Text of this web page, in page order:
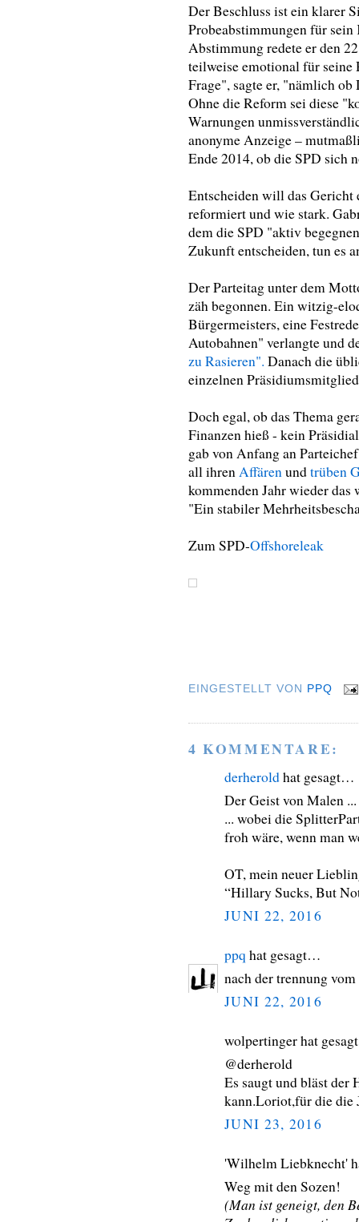
Der Beschluss ist ein klarer
Probeabstimmungen für sein
Abstimmung redete er den
teilweise emotional für seine
Frage", sagte er, "nämlich
Ohne die Reform sei diese
Warnungen
anonyme Anzeige –
Ende 2014, ob die SPD sich
Entscheiden will das Gericht
reformiert und wie stark.
dem die SPD "aktiv
Zukunft entscheiden, tun es
Der Parteitag unter dem
zäh begonnen. Ein witzig-
Bürgermeisters, eine
Autobahnen" verlangte und
zu Rasieren". Danach die
einzelnen
Doch egal, ob das Thema
Finanzen hieß - kein
gab von Anfang an
all ihren Affären undtrüben
kommenden Jahr wieder das
"Ein stabiler
Zum SPD-Offshoreleak
EINGESTELLT VON PPQ
4 KOMMENTARE:
derheroldhat gesagt…
Der Geist von Malen
... wobei die
froh wäre, wenn man
OT, mein neuer
“Hillary Sucks, But
JUNI 22, 2016
ppq hat gesagt…
nach der trennung
JUNI 22, 2016
wolpertinger hat
@derherold
Es saugt und bläst der
kann.Loriot,für die die
JUNI 23, 2016
'Wilhelm Liebknecht'
Weg mit den Sozen!
(Man ist geneigt, den